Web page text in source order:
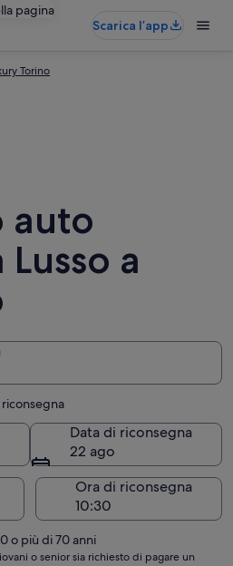
pagina
Scarica l’app
Torino
auto
a
Data di riconsegna
22 ago
Ora di riconsegna
o più di 70 anni
o senior sia richiesto di pagare un